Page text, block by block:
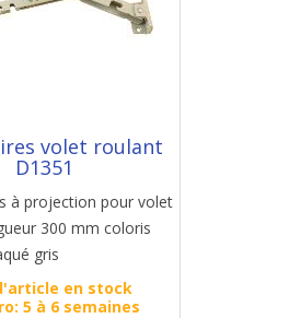
volet roulant
D1351
à projection pour volet
300 mm coloris
gris
en stock
5 à 6 semaines